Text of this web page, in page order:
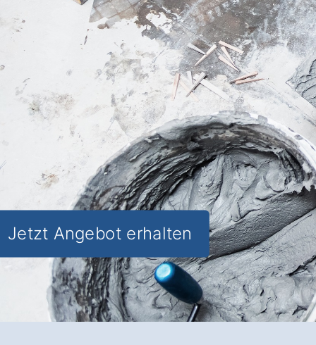
Das moderne Wellness-Badezimmer:
Entspannung und Komfort vereinen
und
Lebensqualität im Alltagsteigern.
✅ Unverbindlich & Kostenfrei
✅Individuelle Beratungvon
Badspezialisten
✅ Stilvolle und funktionale Gestaltung
✅ Inkl. BadezimmerFörderungs-
Check in Halsbach Wagenhofen
Jetzt Angebot erhalten